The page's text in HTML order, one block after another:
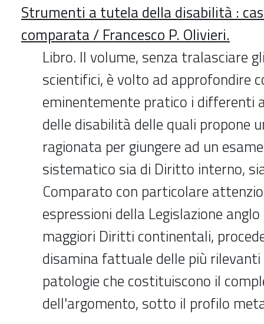
Strumenti a tutela della disabilità :
comparata / Francesco P. Olivieri.
Libro. Il volume, senza tralasciare
scientifici, è volto ad approfondire
eminentemente pratico i differenti
delle disabilità delle quali propone
ragionata per giungere ad un
sistematico sia di Diritto interno,
Comparato con particolare
espressioni della Legislazione
maggiori Diritti continentali,
disamina fattuale delle più
patologie che costituiscono il
dell'argomento, sotto il profilo